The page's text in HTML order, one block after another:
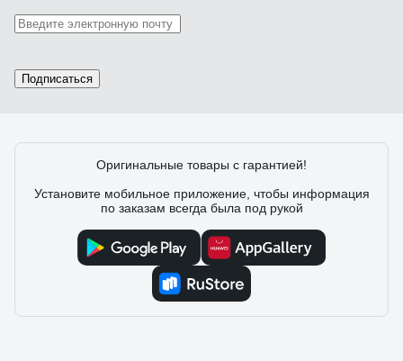
Подписаться
Оригинальные товары с гарантией!
Установите мобильное приложение, чтобы информация
по заказам всегда была под рукой